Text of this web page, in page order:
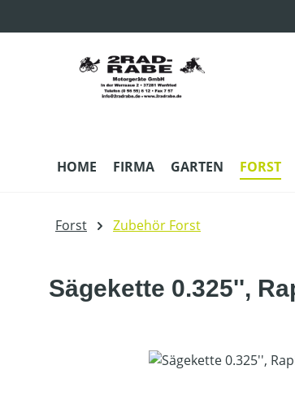
HOME FIRMA GARTEN FORST
Forst Zubehör Forst
Sägekette 0.325'',
Bildergalerie überspringen